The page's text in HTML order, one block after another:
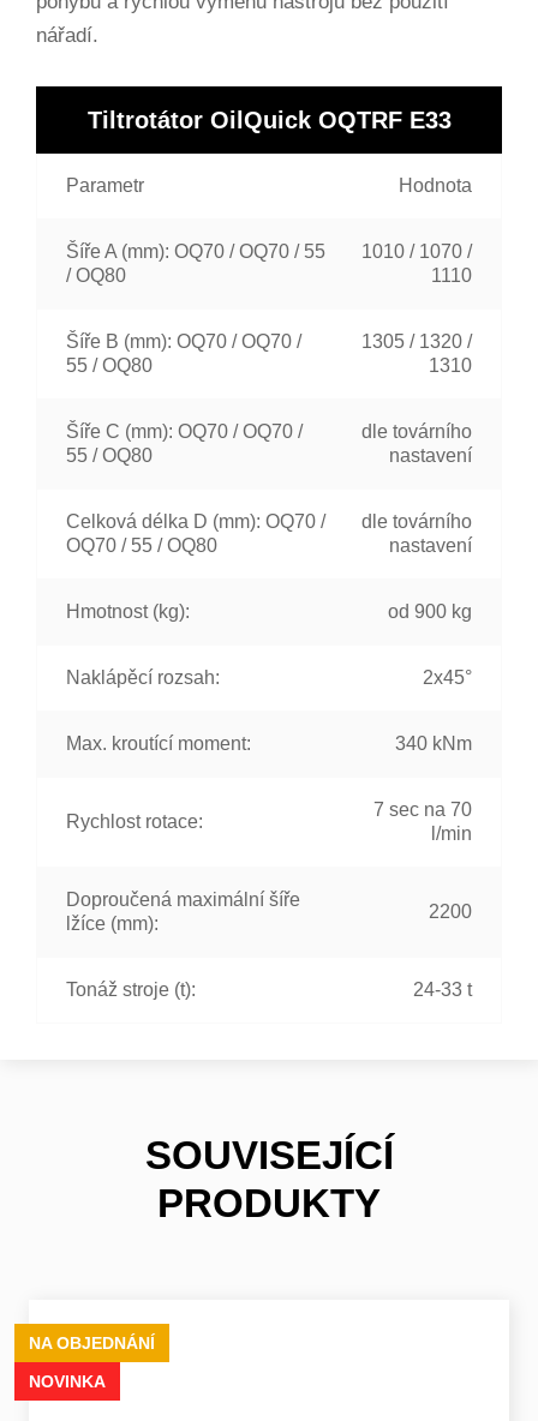
nářadí.
Tiltrotátor OilQuick OQTRF E33
Parametr Hodnota
Šíře A (mm): OQ70 / OQ70 / 55
/ OQ80
1010 / 1070 /
1110
Šíře B (mm): OQ70 / OQ70 /
55 / OQ80
1305 / 1320 /
1310
Šíře C (mm): OQ70 / OQ70 /
55 / OQ80
dle továrního
nastavení
Celková délka D (mm): OQ70 /
OQ70 / 55 / OQ80
dle továrního
nastavení
Hmotnost (kg): od 900 kg
Naklápěcí rozsah: 2x45°
Max. kroutící moment: 340 kNm
Rychlost rotace:
7 sec na 70
l/min
Doproučená maximální šíře
lžíce (mm):
2200
Tonáž stroje (t): 24-33 t
SOUVISEJÍCÍ
PRODUKTY
NA OBJEDNÁNÍ
NOVINKA